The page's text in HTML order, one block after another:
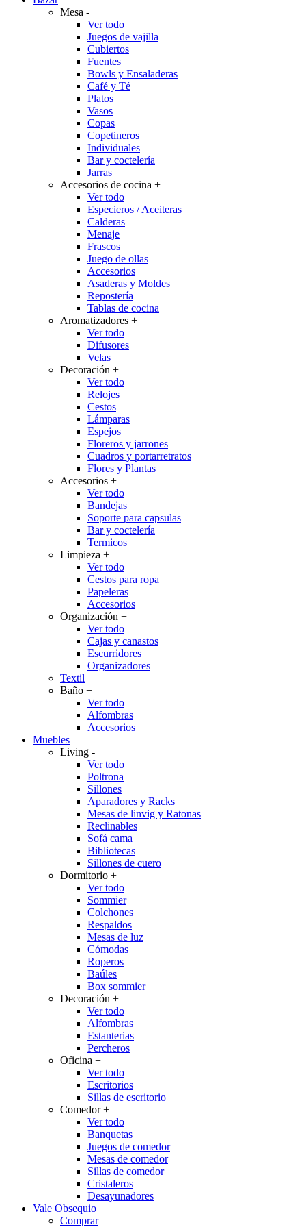
Mesa -
Ver todo
Juegos de vajilla
Cubiertos
Fuentes
Bowls y Ensaladeras
Café y Té
Platos
Vasos
Copas
Copetineros
Individuales
Bar y coctelería
Jarras
Accesorios de cocina +
Ver todo
Especieros / Aceiteras
Calderas
Menaje
Frascos
Juego de ollas
Accesorios
Asaderas y Moldes
Repostería
Tablas de cocina
Aromatizadores +
Ver todo
Difusores
Velas
Decoración +
Ver todo
Relojes
Cestos
Lámparas
Espejos
Floreros y jarrones
Cuadros y portarretratos
Flores y Plantas
Accesorios +
Ver todo
Bandejas
Soporte para capsulas
Bar y coctelería
Termicos
Limpieza +
Ver todo
Cestos para ropa
Papeleras
Accesorios
Organización +
Ver todo
Cajas y canastos
Escurridores
Organizadores
Textil
Baño +
Ver todo
Alfombras
Accesorios
Muebles
Living -
Ver todo
Poltrona
Sillones
Aparadores y Racks
Mesas de linvig y Ratonas
Reclinables
Sofá cama
Bibliotecas
Sillones de cuero
Dormitorio +
Ver todo
Sommier
Colchones
Respaldos
Mesas de luz
Cómodas
Roperos
Baúles
Box sommier
Decoración +
Ver todo
Alfombras
Estanterias
Percheros
Oficina +
Ver todo
Escritorios
Sillas de escritorio
Comedor+
Ver todo
Banquetas
Juegos de comedor
Mesas de comedor
Sillas de comedor
Cristaleros
Desayunadores
Vale Obsequio
Comprar